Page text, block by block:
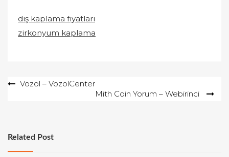
diş kaplama fiyatları
zirkonyum kaplama
YazıVozol – VozolCenter
Mith Coin Yorum – Webirinci
Related Post